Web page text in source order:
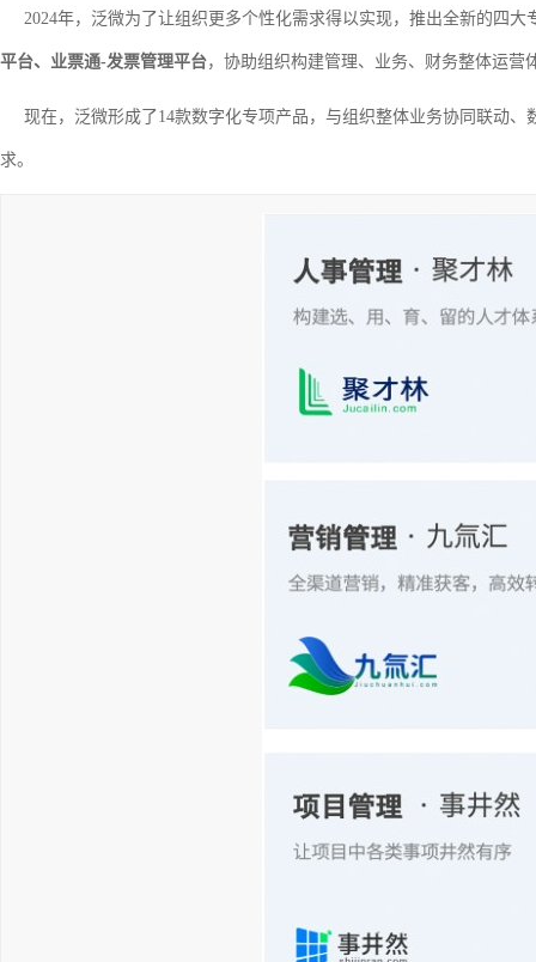
2024年，泛微为了让组织更多个性化需求得以实现，推出全新的四大
平台、业票通-发票管理平台，协助组织构建管理、业务、财务整体运营
现在，泛微形成了14款数字化专项产品，与组织整体业务协同联动
求。